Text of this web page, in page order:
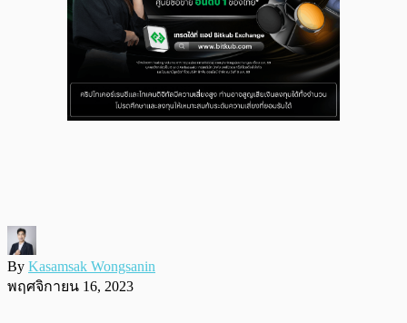
By Kasamsak Wongsanin
พฤศจิกายน 16, 2023